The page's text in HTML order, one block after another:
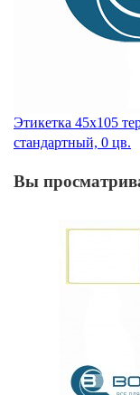
Этикетка 45х105
стандартный, 0 цв.
Вы